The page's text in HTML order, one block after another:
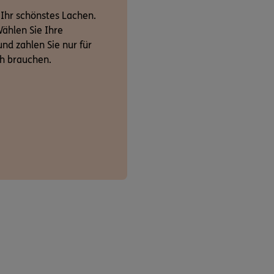
schönstes Lachen.
Sie Ihre
zahlen Sie nur für
brauchen.